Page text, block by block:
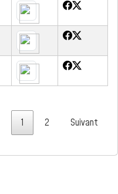
1 2 Suivant